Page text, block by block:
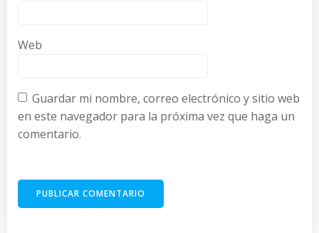
Web
Guardar mi nombre, correo electrónico y sitio web
en este navegador para la próxima vez que haga un
comentario.